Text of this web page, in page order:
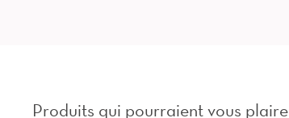
Produits qui pourraient vous plaire